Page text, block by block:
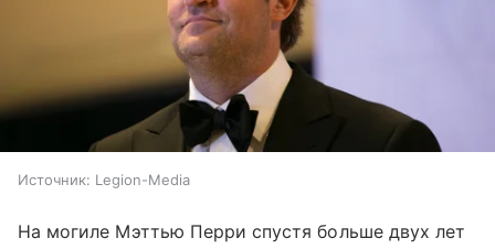
Источник: Legion-Media
На могиле Мэттью Перри спустя больше двух лет